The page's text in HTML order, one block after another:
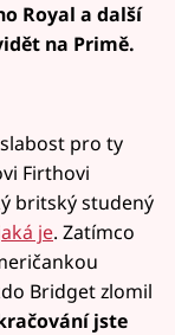
Royal a další
na Primě.
pro ty
Firthovi
britský studený
je. Zatímco
Bridget zlomil
jste